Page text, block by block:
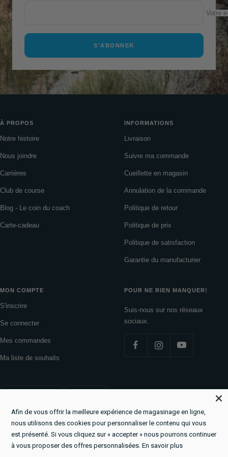
Votre
S'ABONNER
À PROPOS
Notre histoire
Nous joindre
Carrières
Club de course
Blog - Le coin du coach
Carte-cadeau
INFORMATIONS
Livraison
Suivre ma commande
Cueillette en magasin
Annulation de la commande
Politique de retour
Politique de prix
Politique de satisfaction
Garantie du manufacturier
MON COMPTE
S'inscrire
Se connecter
Mes commandes
Ma liste de souhaits
POUR NE RIEN MANQUER!
Suis-nous sur nos réseaux
sociaux.
Pays/région Langue
La Boutique du Lac Commerce électronique propulsé par Shopify
Nous acceptons
Afin de vous offrir la meilleure expérience de magasinage en ligne,
nous utilisons des cookies pour personnaliser le contenu qui vous
est présenté. Si vous cliquez sur « accepter » nous pourrons continuer
à vous proposer des offres personnalisées. En savoir plus